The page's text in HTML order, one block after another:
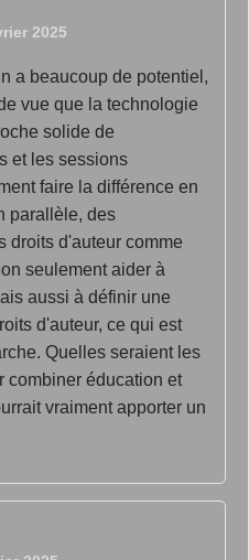
2025
a beaucoup de potentiel,
vue que la technologie
solide de
et les sessions
faire la différence en
parallèle, des
droits d'auteur comme
seulement aider à
aussi à définir une
d'auteur, ce qui est
Quelles seraient les
combiner éducation et
vraiment apporter un